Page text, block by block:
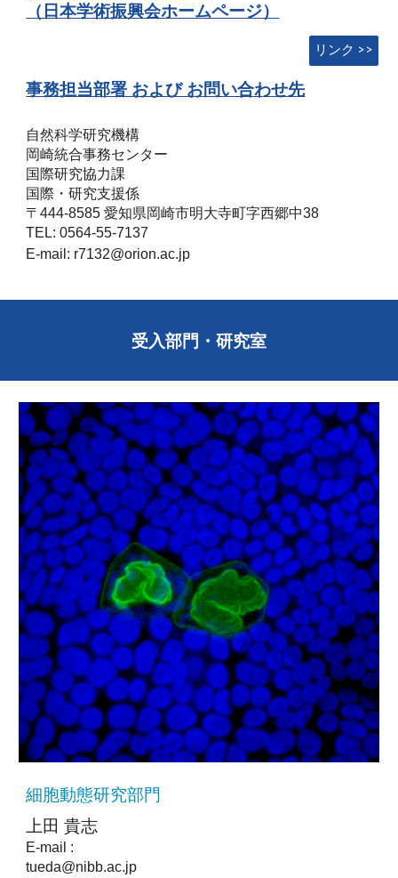
（日本学術振興会ホームページ）
リンク >>
事務担当部署 および お問い合わせ先
自然科学研究機構
岡崎統合事務センター
国際研究協力課
国際・研究支援係
〒444-8585 愛知県岡崎市明大寺町字西郷中38
TEL: 0564-55-7137
E-mail: r7132@orion.ac.jp
受入部門・研究室
細胞動態研究部門
上田 貴志
E-mail :
tueda@nibb.ac.jp